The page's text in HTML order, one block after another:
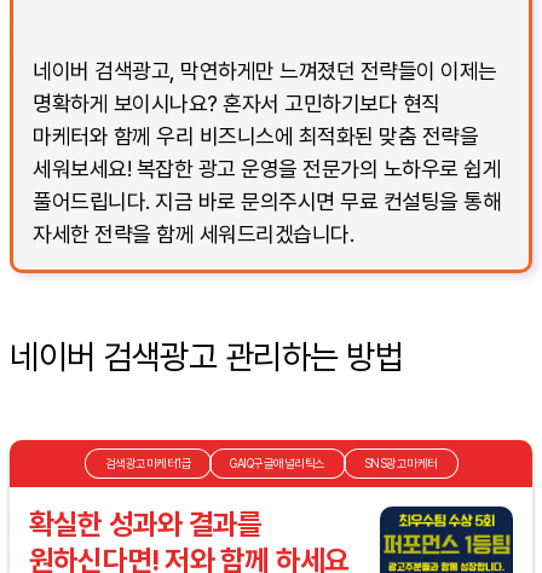
네이버 검색광고, 막연하게만 느껴졌던 전략들이 이제는
명확하게 보이시나요? 혼자서 고민하기보다 현직
마케터와 함께 우리 비즈니스에 최적화된 맞춤 전략을
세워보세요! 복잡한 광고 운영을 전문가의 노하우로 쉽게
풀어드립니다. 지금 바로 문의주시면 무료 컨설팅을 통해
자세한 전략을 함께 세워드리겠습니다.
네이버 검색광고 관리하는 방법
검색광고마케터1급 GAIQ구글애널리틱스 SNS광고마케터
확실한 성과와 결과를
원하신다면! 저와 함께 하세요